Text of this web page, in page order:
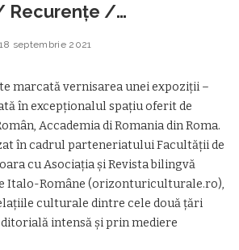
Recurențe /
18 septembrie 2021
marcată vernisarea unei expoziții –
în excepționalul spațiu oferit de
Accademia di Romania din Roma.
în cadrul parteneriatului Facultăţii de
cu Asociaţia şi Revista bilingvă
Italo-Române (orizonturiculturale.ro),
culturale dintre cele două ţări
intensă şi prin mediere